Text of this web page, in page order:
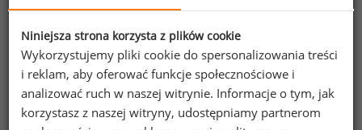
Sprawdź ile powinieneś zarabiać
Niniejsza strona korzysta z plików cookie
Wykorzystujemy pliki cookie do spersonalizowania treści
i reklam, aby oferować funkcje społecznościowe i
analizować ruch w naszej witrynie. Informacje o tym, jak
korzystasz z naszej witryny, udostępniamy partnerom